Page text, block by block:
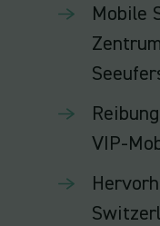
Mobile
VIP-